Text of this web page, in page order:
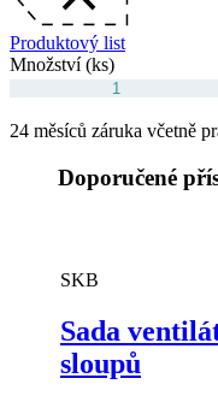
Produktový list
Množství (ks)
24 měsíců záruka včetně
Doporučené
SKB
Sada
sloupů